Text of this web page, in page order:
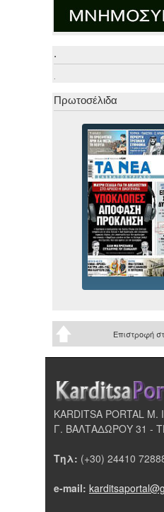
.
.
Πρωτοσέλιδα
Επιστροφή
KARDITSA PORTAL Μ.
Γ. ΒΑΛΤΑΔΩΡΟΥ 31 -
Τηλ: (+30) 24410
e-mail: